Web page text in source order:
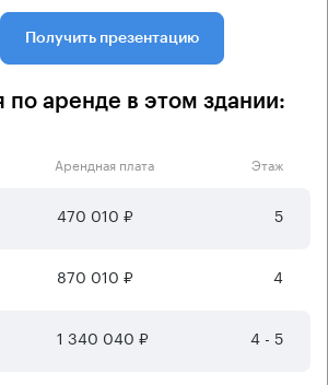
Получить презентацию
по аренде в этом здании:
Арендная плата Этаж
470 010 ₽ 5
870 010 ₽ 4
1 340 040 ₽ 4 - 5